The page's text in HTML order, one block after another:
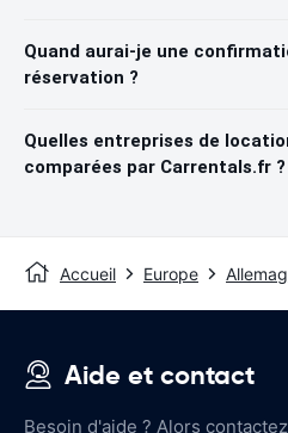
Quand aurai-je une
réservation ?
Quelles entreprises de
comparées par Carrentals.fr
Accueil Europe
Aide et contact
Besoin d'aide ? Alors